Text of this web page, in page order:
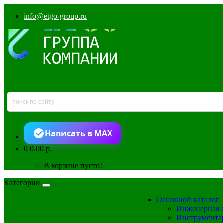
info@etgo-group.ru
Написать в MAX
00.00 р.
В корзине пусто!
Категории
Основной каталог
Инженерная